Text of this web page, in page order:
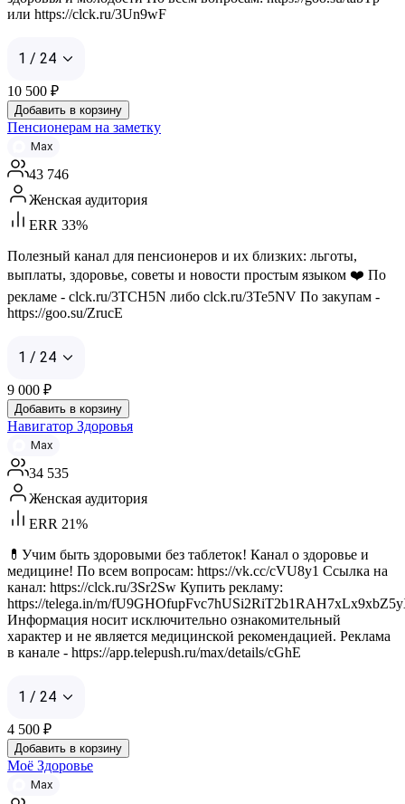
или https://clck.ru/3Un9wF
1 / 24
10 500 ₽
Добавить в корзину
Пенсионерам на заметку
Max
43 746
Женская аудитория
ERR 33%
Полезный канал для пенсионеров и их близких: льготы,
выплаты, здоровье, советы и новости простым языком ❤️ По
рекламе - clck.ru/3TCH5N либо clck.ru/3Te5NV По закупам -
https://goo.su/ZrucE
1 / 24
9 000 ₽
Добавить в корзину
Навигатор Здоровья
Max
34 535
Женская аудитория
ERR 21%
💊Учим быть здоровыми без таблеток! Канал о здоровье и
медицине! По всем вопросам: https://vk.cc/cVU8y1 Ссылка на
канал: https://clck.ru/3Sr2Sw Купить рекламу:
https://telega.in/m/
Информация носит исключительно ознакомительный
характер и не является медицинской рекомендацией. Реклама
в канале - https://app.telepush.ru/max/details/cGhE
1 / 24
4 500 ₽
Добавить в корзину
Моё Здоровье
Max